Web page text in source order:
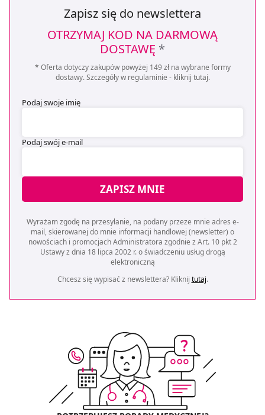
pozyskiwanie od Ciebie danych, które nie są niezbędne
dla funkcjonowania Strony. Będzie się to jednak wiązało
z brakiem dostępu do wszystkich funkcjonalności
Zapisz się do newslettera
OTRZYMAJ KOD NA DARMOWĄ
DOSTAWĘ *
* Oferta dotyczy zakupów powyżej 149 zł na wybrane formy
dostawy. Szczegóły w regulaminie - kliknij tutaj.
Podaj swoje imię
Podaj swój e-mail
ZAPISZ MNIE
Wyrażam zgodę na przesyłanie, na podany przeze mnie adres e-
mail, skierowanej do mnie informacji handlowej (newsletter) o
nowościach i promocjach Administratora zgodnie z Art. 10 pkt 2
Ustawy z dnia 18 lipca 2002 r. o świadczeniu usług drogą
elektroniczną
Chcesz się wypisać z newslettera? Kliknij tutaj.